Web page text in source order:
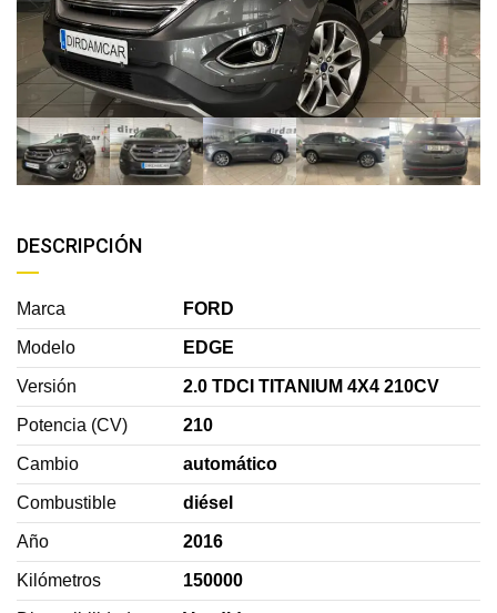
DESCRIPCIÓN
Marca FORD
Modelo EDGE
Versión 2.0 TDCI TITANIUM 4X4 210CV
Potencia (CV) 210
Cambio automático
Combustible diésel
Año 2016
Kilómetros 150000